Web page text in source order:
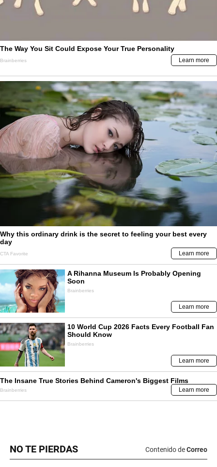
NO TE PIERDAS Contenido deCorreo